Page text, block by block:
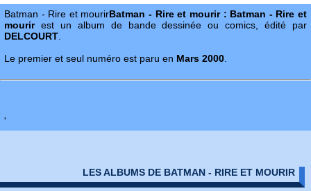
Batman - Rire et mourirBatman - Rire et mourir : Batman - Rire et
mourirest un album de bande dessinée ou comics, édité par
DELCOURT
Le premier et seul numéro est paru en Mars 2000
'
LES ALBUMS DE BATMAN - RIRE ET MOURIR